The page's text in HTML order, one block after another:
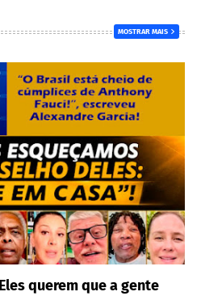
MOSTRAR MAIS
querem que a gente